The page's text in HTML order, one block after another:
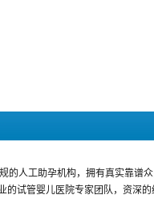
人工助孕机构，拥有真实靠谱
试管婴儿医院专家团队，资深